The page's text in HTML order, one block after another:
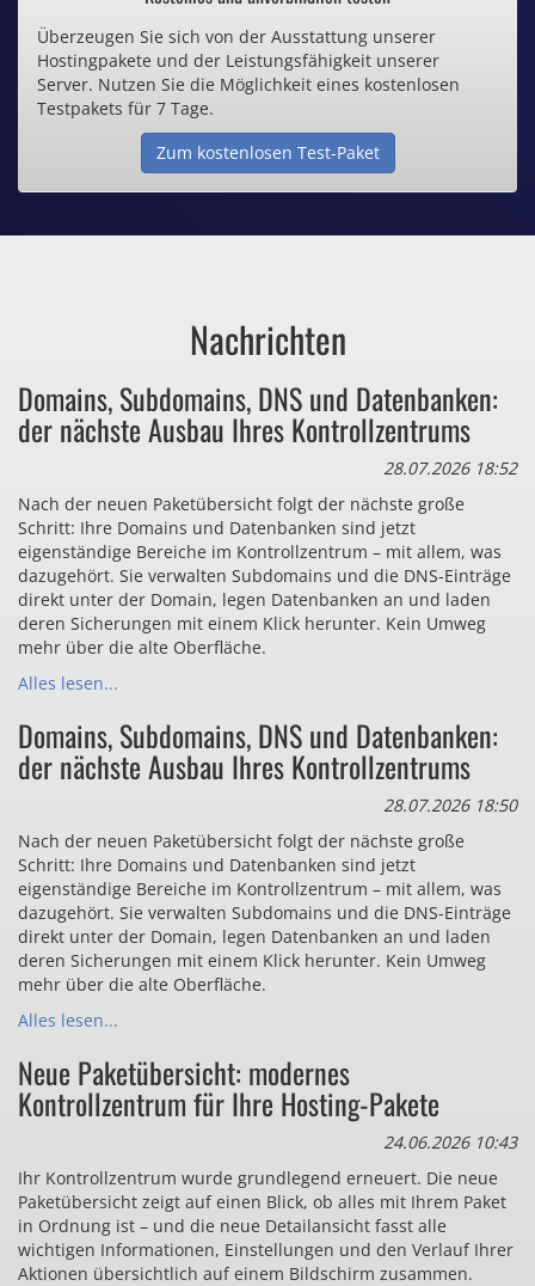
Inklusive .de Domain
Webspace ab 1,25€ / Monat
Günstige SSL-Zertifikate
Bezahlen Sie auch zu viel
für Dinge, die sie gar nicht brauchen?
Überzeugen Sie sich von der Ausstattung unserer
Hostingpakete und der Leistungsfähigkeit unserer
Server. Nutzen Sie die Möglichkeit eines kostenlosen
Testpakets für 7 Tage.
Zum kostenlosen Test-Paket
Nachrichten
Domains, Subdomains, DNS und Datenbanken:
der nächste Ausbau Ihres Kontrollzentrums
28.07.2026 18:52
Nach der neuen Paketübersicht folgt der nächste große
Schritt: Ihre Domains und Datenbanken sind jetzt
eigenständige Bereiche im Kontrollzentrum – mit allem, was
dazugehört. Sie verwalten Subdomains und die DNS-Einträge
direkt unter der Domain, legen Datenbanken an und laden
deren Sicherungen mit einem Klick herunter. Kein Umweg
mehr über die alte Oberfläche.
Alles lesen...
Domains, Subdomains, DNS und Datenbanken:
der nächste Ausbau Ihres Kontrollzentrums
28.07.2026 18:50
Nach der neuen Paketübersicht folgt der nächste große
Schritt: Ihre Domains und Datenbanken sind jetzt
eigenständige Bereiche im Kontrollzentrum – mit allem, was
dazugehört. Sie verwalten Subdomains und die DNS-Einträge
direkt unter der Domain, legen Datenbanken an und laden
deren Sicherungen mit einem Klick herunter. Kein Umweg
mehr über die alte Oberfläche.
Alles lesen...
Neue Paketübersicht: modernes
Kontrollzentrum für Ihre Hosting-Pakete
24.06.2026 10:43
Ihr Kontrollzentrum wurde grundlegend erneuert. Die neue
Paketübersicht zeigt auf einen Blick, ob alles mit Ihrem Paket
in Ordnung ist – und die neue Detailansicht fasst alle
wichtigen Informationen, Einstellungen und den Verlauf Ihrer
Aktionen übersichtlich auf einem Bildschirm zusammen.